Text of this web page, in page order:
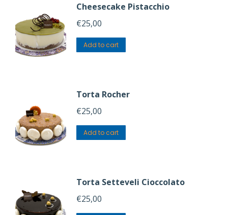
Cheesecake Pistacchio
€25,00
Add to cart
Torta Rocher
€25,00
Add to cart
Torta Setteveli Cioccolato
€25,00